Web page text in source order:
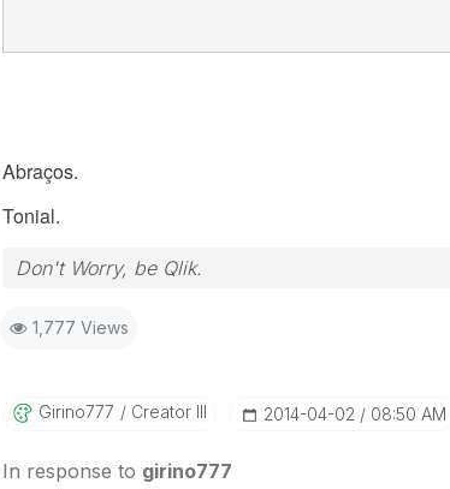
Abraços.
Tonial.
Don't Worry, be Qlik.
1,777 Views
Girino777 Creator III ‎2014-04-02 08:50 AM
In response to girino777